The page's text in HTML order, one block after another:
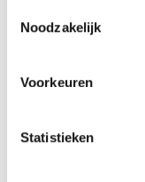
Noodzakelijk
Voorkeuren
Statistieken
dit jaar niet meer
voor mezelf dat ik
Jip Bierkens (20)